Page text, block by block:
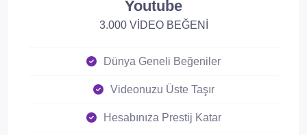
Youtube
3.000 VİDEO BEĞENİ
Dünya Geneli Beğeniler
Videonuzu Üste Taşır
Hesabınıza Prestij Katar